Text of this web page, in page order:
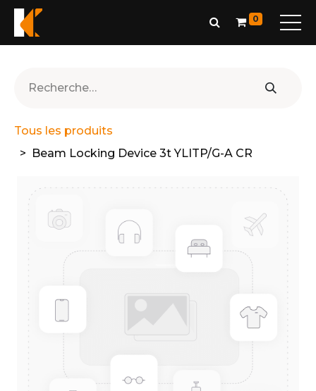
0
Tous les produits
Beam Locking Device 3t YLITP/G-A CR